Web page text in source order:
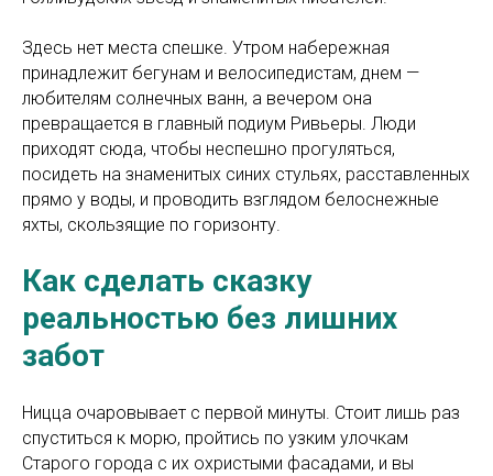
Здесь нет места спешке. Утром набережная
принадлежит бегунам и велосипедистам, днем —
любителям солнечных ванн, а вечером она
превращается в главный подиум Ривьеры. Люди
приходят сюда, чтобы неспешно прогуляться,
посидеть на знаменитых синих стульях, расставленных
прямо у воды, и проводить взглядом белоснежные
яхты, скользящие по горизонту.
Как сделать сказку
реальностью без лишних
забот
Ницца очаровывает с первой минуты. Стоит лишь раз
спуститься к морю, пройтись по узким улочкам
Старого города с их охристыми фасадами, и вы